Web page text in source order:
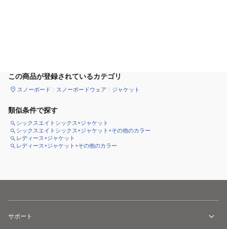
この商品が登録されているカテゴリ
スノーボード スノーボードウェア ジャケット
類似条件で探す
シックスエイトシックス×ジャケット
シックスエイトシックス×ジャケット×その他のカラー
レディース×ジャケット
レディース×ジャケット×その他のカラー
サポート